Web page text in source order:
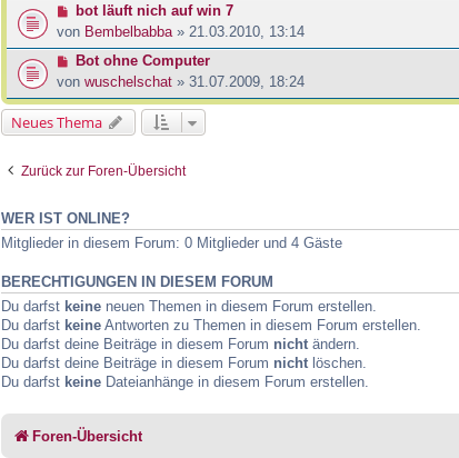
bot läuft nich auf win 7
von Bembelbabba » 21.03.2010, 13:14
Bot ohne Computer
von wuschelschat » 31.07.2009, 18:24
Neues Thema
Zurück zur Foren-Übersicht
WER IST ONLINE?
Mitglieder in diesem Forum: 0 Mitglieder und 4 Gäste
BERECHTIGUNGEN IN DIESEM FORUM
Du darfst keine neuen Themen in diesem Forum erstellen.
Du darfst keine Antworten zu Themen in diesem Forum erstellen.
Du darfst deine Beiträge in diesem Forum nicht ändern.
Du darfst deine Beiträge in diesem Forum nicht löschen.
Du darfst keine Dateianhänge in diesem Forum erstellen.
Foren-Übersicht